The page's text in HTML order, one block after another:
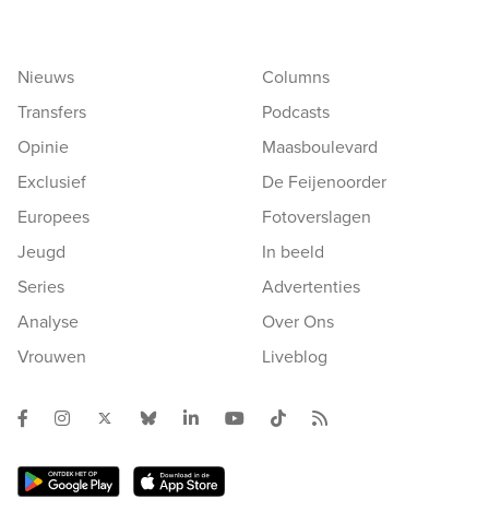
Nieuws
Transfers
Opinie
Exclusief
Europees
Jeugd
Series
Analyse
Vrouwen
Columns
Podcasts
Maasboulevard
De Feijenoorder
Fotoverslagen
In beeld
Advertenties
Over Ons
Liveblog